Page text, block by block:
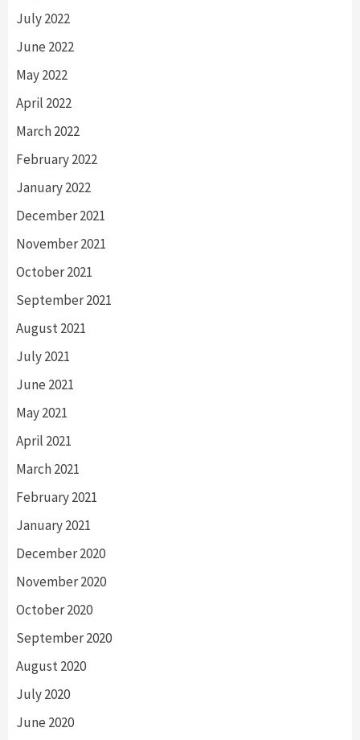
July 2022
June 2022
May 2022
April 2022
March 2022
February 2022
January 2022
December 2021
November 2021
October 2021
September 2021
August 2021
July 2021
June 2021
May 2021
April 2021
March 2021
February 2021
January 2021
December 2020
November 2020
October 2020
September 2020
August 2020
July 2020
June 2020